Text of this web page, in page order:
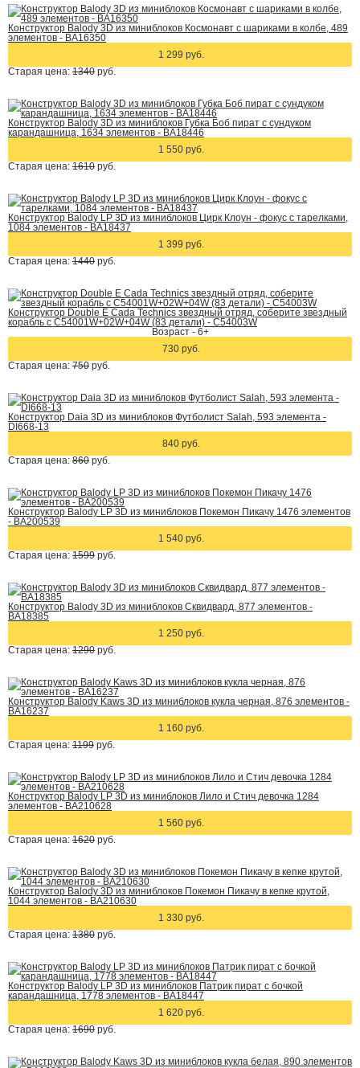
Конструктор Balody 3D из миниблоков Космонавт с шариками в колбе, 489
элементов - BA16350
1 299 руб.
Старая цена: 1340 руб.
Конструктор Balody 3D из миниблоков Губка Боб пират с сундуком
карандашница, 1634 элементов - BA18446
1 550 руб.
Старая цена: 1610 руб.
Конструктор Balody LP 3D из миниблоков Цирк Клоун - фокус с тарелками,
1084 элементов - BA18437
1 399 руб.
Старая цена: 1440 руб.
Конструктор Double E Cada Technics звездный отряд, соберите звездный
корабль с C54001W+02W+04W (83 детали) - C54003W
Возраст - 6+
730 руб.
Старая цена: 750 руб.
Конструктор Daia 3D из миниблоков Футболист Salah, 593 элемента -
DI668-13
840 руб.
Старая цена: 860 руб.
Конструктор Balody LP 3D из миниблоков Покемон Пикачу 1476 элементов
- BA200539
1 540 руб.
Старая цена: 1599 руб.
Конструктор Balody 3D из миниблоков Сквидвард, 877 элементов -
BA18385
1 250 руб.
Старая цена: 1290 руб.
Конструктор Balody Kaws 3D из миниблоков кукла черная, 876 элементов -
BA16237
1 160 руб.
Старая цена: 1199 руб.
Конструктор Balody LP 3D из миниблоков Лило и Стич девочка 1284
элементов - BA210628
1 560 руб.
Старая цена: 1620 руб.
Конструктор Balody 3D из миниблоков Покемон Пикачу в кепке крутой,
1044 элементов - BA210630
1 330 руб.
Старая цена: 1380 руб.
Конструктор Balody LP 3D из миниблоков Патрик пират с бочкой
карандашница, 1778 элементов - BA18447
1 620 руб.
Старая цена: 1690 руб.